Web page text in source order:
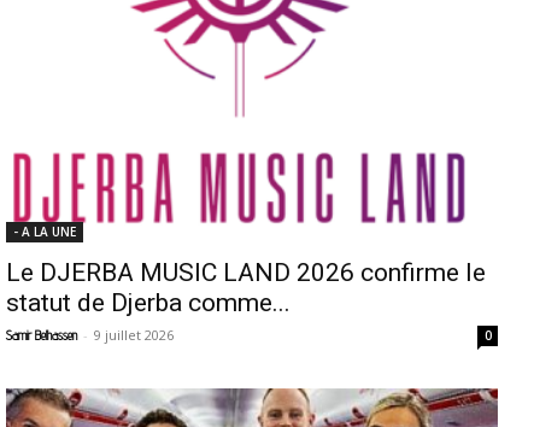
- A LA UNE
Le DJERBA MUSIC LAND 2026 confirme le
statut de Djerba comme...
Samir Belhassen - 9 juillet 2026 0